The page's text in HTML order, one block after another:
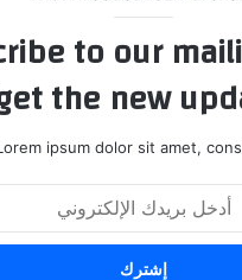
to our
the new
ipsum dolor sit amet,